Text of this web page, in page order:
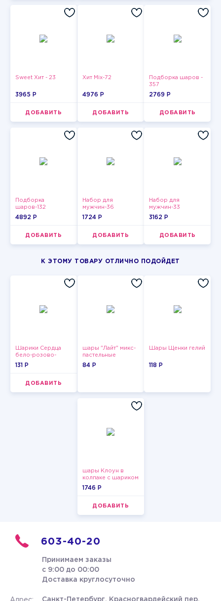
Sweet Хит - 23
3965 P
ДОБАВИТЬ
Хит Mix-72
4976 P
ДОБАВИТЬ
Подборка шаров -
357
2769 P
ДОБАВИТЬ
Подборка
шаров-132
4892 P
ДОБАВИТЬ
Набор для
мужчин-36
1724 P
ДОБАВИТЬ
Набор для
мужчин-33
3162 P
ДОБАВИТЬ
К ЭТОМУ ТОВАРУ ОТЛИЧНО ПОДОЙДЕТ
Шарики Сердца
бело-розово-
красные
131 P
ДОБАВИТЬ
шары "Лайт" микс-
пастельные
84 P
Шары Щенки гелий
118 P
шары Клоун в
колпаке с шариком
1746 P
ДОБАВИТЬ
603-40-20
Принимаем заказы
с 9:00 до 00:00
Доставка круглосуточно
Санкт-Петербург, Красногвардейский пер.